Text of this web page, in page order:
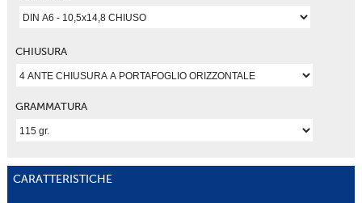
CHIUSURA
GRAMMATURA
CARATTERISTICHE